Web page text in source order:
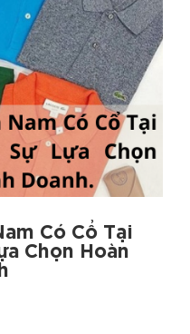
Có Cổ Tại
Chọn Hoàn